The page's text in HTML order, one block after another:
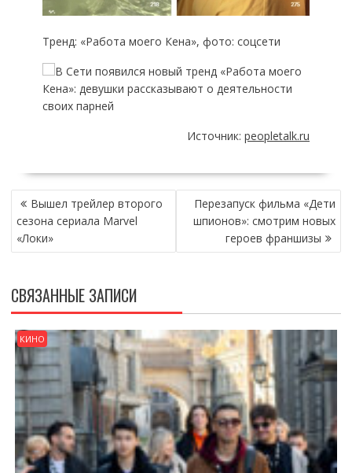
Тренд: «Работа моего Кена», фото: соцсети
Источник:peopletalk.ru
НАВИГАЦИЯ
ПО
ЗАПИСЯМ
Вышел трейлер второго
сезона сериала Marvel
«Локи»
Перезапуск фильма «Дети
шпионов»: смотрим новых
героев франшизы
СВЯЗАННЫЕ ЗАПИСИ
КИНО